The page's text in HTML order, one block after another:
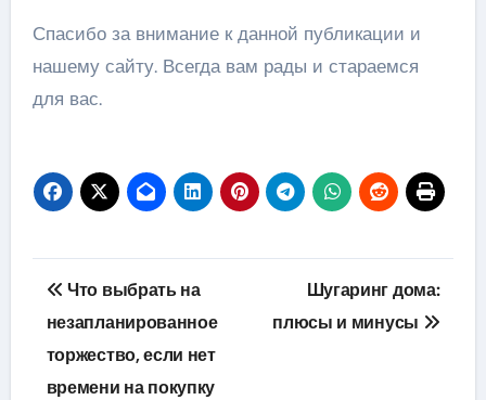
Спасибо за внимание к данной публикации и
нашему сайту. Всегда вам рады и стараемся
для вас.
Навигация
по
записям
Что выбрать на
незапланированное
торжество, если нет
времени на покупку
Шугаринг дома:
плюсы и минусы